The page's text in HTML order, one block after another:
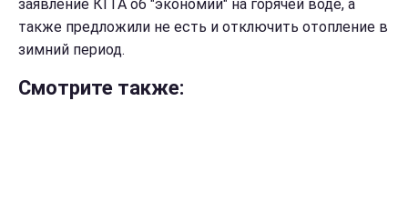
заявление КГГА об "экономии" на горячей воде, а
также предложили не есть и отключить отопление в
зимний период.
Смотрите также: